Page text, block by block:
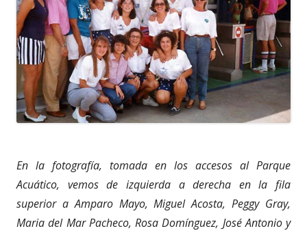
En la fotografía, tomada en los accesos al Parque
Acuático, vemos de izquierda a derecha en la fila
superior a Amparo Mayo, Miguel Acosta, Peggy Gray,
Maria del Mar Pacheco, Rosa Domínguez, José Antonio y